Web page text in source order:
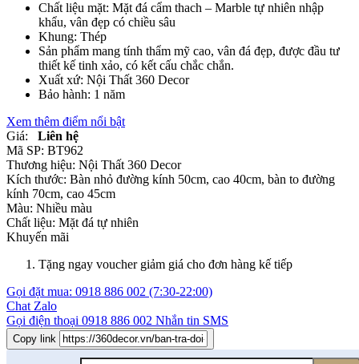
Chất liệu mặt: Mặt đá cẩm thach – Marble tự nhiên nhập
khẩu, vân đẹp có chiều sâu
Khung: Thép
Sản phẩm mang tính thẩm mỹ cao, vân đá đẹp, được đầu tư
thiết kế tinh xảo, có kết cấu chắc chắn.
Xuất xứ: Nội Thất 360 Decor
Bảo hành: 1 năm
Xem thêm điểm nổi bật
Giá:
Liên hệ
Mã SP: BT962
Thương hiệu: Nội Thất 360 Decor
Kích thước: Bàn nhỏ đường kính 50cm, cao 40cm, bàn to đường
kính 70cm, cao 45cm
Màu: Nhiều màu
Chất liệu: Mặt đá tự nhiên
Khuyến mãi
Tặng ngay voucher giảm giá cho đơn hàng kế tiếp
Gọi đặt mua: 0918 886 002 (7:30-22:00)
Chat Zalo
Gọi điện thoại 0918 886 002 Nhắn tin SMS
Copy link